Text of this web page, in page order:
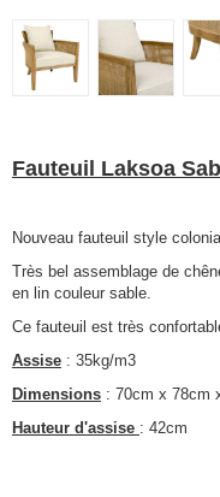
Fauteuil Laksoa
Nouveau fauteuil style
Très bel assemblage de
en lin couleur sable.
Ce fauteuil est très
Assise : 35kg/m3
Dimensions : 70cm x 78cm
Hauteur d'assise : 42cm